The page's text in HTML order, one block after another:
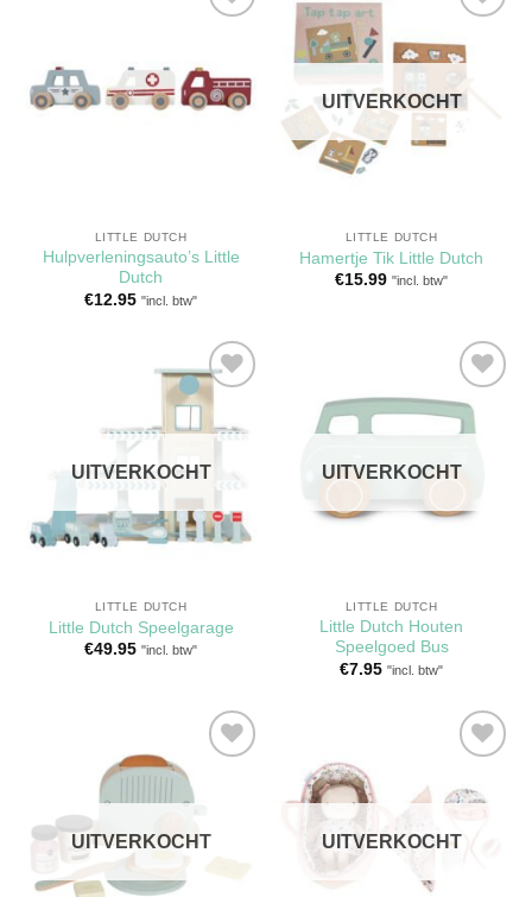
verlanglijst
LITTLE DUTCH
Hulpverleningsauto’s Little
Dutch
€12.95 "incl. btw"
Toevoegen
aan
UITVERKOCHT
LITTLE DUTCH
Hamertje Tik Little Dutch
€15.99 "incl. btw"
Toevoegen
aan
UITVERKOCHT
LITTLE DUTCH
Little Dutch Speelgarage
€49.95 "incl. btw"
Toevoegen
aan
UITVERKOCHT
LITTLE DUTCH
Little Dutch Houten
Speelgoed Bus
€7.95 "incl. btw"
Toevoegen
UITVERKOCHT
aan
UITVERKOCHT